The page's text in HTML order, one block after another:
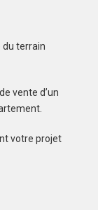
aucun bien
du terrain
vente d’un
votre projet